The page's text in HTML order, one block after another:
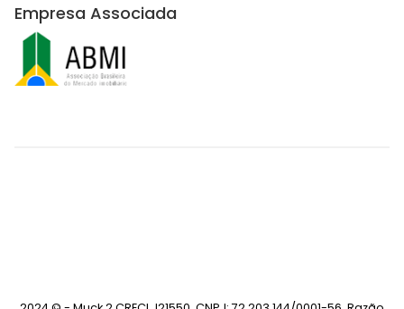
Empresa Associada